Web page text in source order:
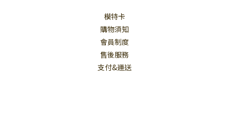
模特卡
購物須知
會員制度
售後服務
支付&運送